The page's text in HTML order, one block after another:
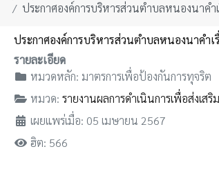
ประกาศองค์การบริหารส่วนตำบลหนองนาค
ประกาศองค์การบริหารส่วนตำบลหนองนาคำ
รายละเอียด
หมวดหลัก: มาตรการเพื่อป้องกันการทุจริต
หมวด: รายงานผลการดำเนินการเพื่อส่งเส
เผยแพร่เมื่อ: 05 เมษายน 2567
ฮิต: 566